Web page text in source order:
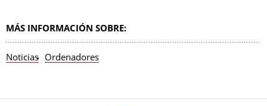
MÁS INFORMACIÓN SOBRE:
Noticias Ordenadores